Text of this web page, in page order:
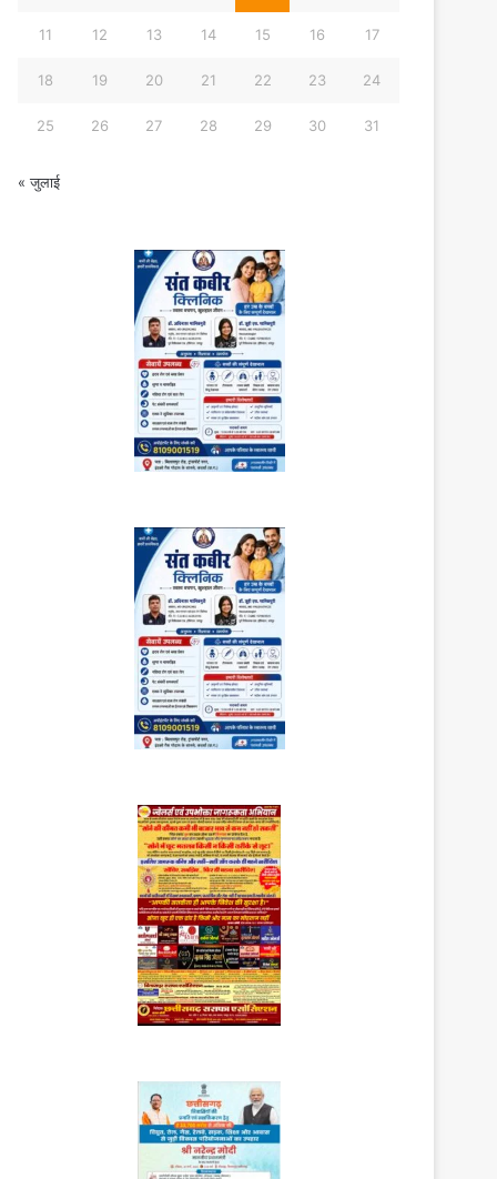
11 12 13 14 15 16 17
18 19 20 21 22 23 24
25 26 27 28 29 30 31
« जुलाई